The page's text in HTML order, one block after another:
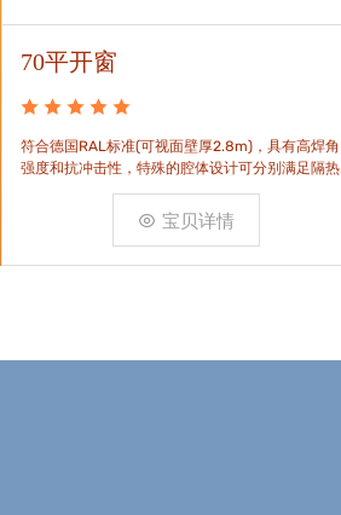
70平开窗
符合德国RAL标准(可视面壁厚2.8m)，具有高焊角
强度和抗冲击性，特殊的腔体设计可分别满足隔热
和刚性的要求。
宝贝详情